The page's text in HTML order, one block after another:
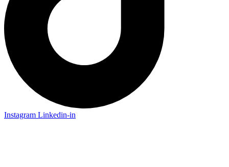
Instagram Linkedin-in